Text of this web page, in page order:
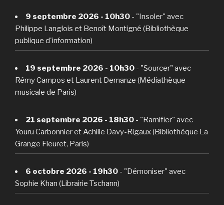
9 septembre 2026 - 10h30 - "Insoler" avec
Philippe Langlois et Benoît Montigné (Bibliothèque
publique d'information)
19 septembre 2026 - 10h30 - "Sourcer" avec
Rémy Campos et Laurent Demanze (Médiathèque
musicale de Paris)
21 septembre 2026 - 18h30 - "Ramifier" avec
Youru Carbonnier et Achille Davy-Rigaux (Bibliothèque La
Grange Fleuret, Paris)
6 octobre 2026 - 19h30 - "Démoniser" avec
Sophie Khan (Librairie Tschann)